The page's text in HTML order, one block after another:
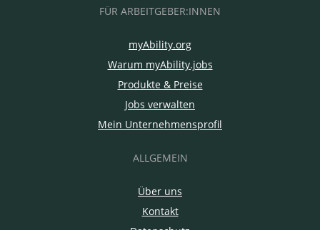
FÜR ARBEITGEBER:INNEN
myAbility.org
Warum myAbility.jobs
Produkte & Preise
Jobs verwalten
Mein Unternehmensprofil
ALLGEMEIN
Über uns
Kontakt